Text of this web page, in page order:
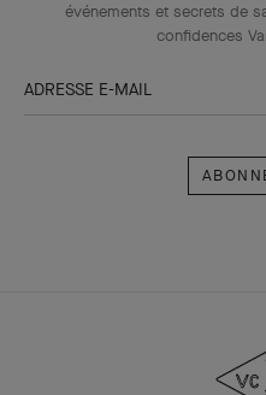
événements et secrets de
confidences
ADRESSE E-MAIL
vous